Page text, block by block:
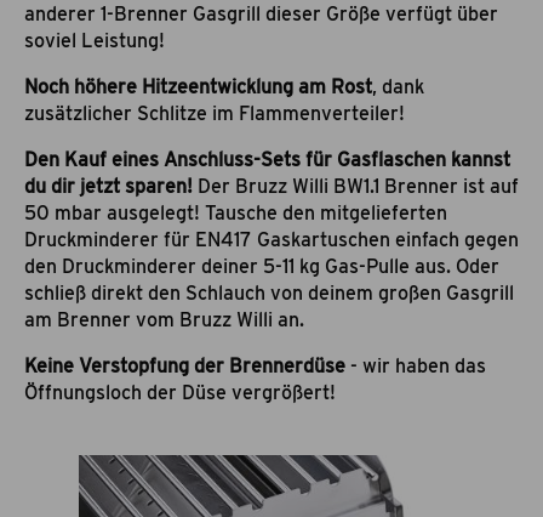
anderer 1-Brenner Gasgrill dieser Größe verfügt über
soviel Leistung!
Noch höhere Hitzeentwicklung am Rost, dank
zusätzlicher Schlitze im Flammenverteiler!
Den Kauf eines Anschluss-Sets für Gasflaschen kannst
du dir jetzt sparen! Der Bruzz Willi BW1.1 Brenner ist auf
50 mbar ausgelegt! Tausche den mitgelieferten
Druckminderer für EN417 Gaskartuschen einfach gegen
den Druckminderer deiner 5-11 kg Gas-Pulle aus. Oder
schließ direkt den Schlauch von deinem großen Gasgrill
am Brenner vom Bruzz Willi an.
Keine Verstopfung der Brennerdüse - wir haben das
Öffnungsloch der Düse vergrößert!